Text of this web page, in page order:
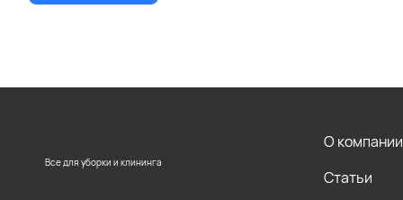
Все для уборки и клининга
О компании
Статьи